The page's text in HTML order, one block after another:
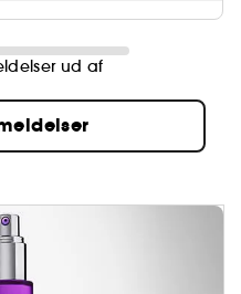
ud af